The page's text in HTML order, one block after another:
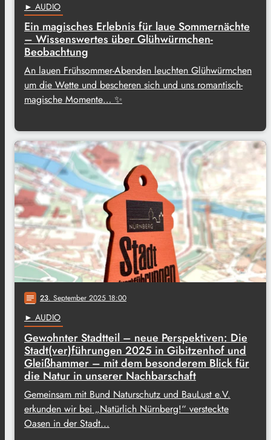
► AUDIO
Ein magisches Erlebnis für laue Sommernächte
– Wissenswertes über Glühwürmchen-
Beobachtung
An lauen Frühsommer-Abenden leuchten Glühwürmchen
um die Wette und bescheren sich und uns romantisch-
magische Momente… ✨
notes 23. September 2025 18:00
► AUDIO
Gewohnter Stadtteil – neue Perspektiven: Die
Stadt(ver)führungen 2025 in Gibitzenhof und
Gleißhammer – mit dem besonderem Blick für
die Natur in unserer Nachbarschaft
Gemeinsam mit Bund Naturschutz und BauLust e.V.
erkunden wir bei „Natürlich Nürnberg!“ versteckte
Oasen in der Stadt...